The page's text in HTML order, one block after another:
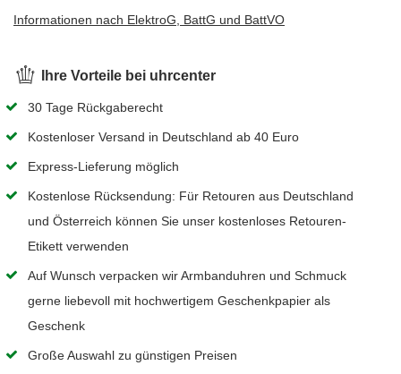
Informationen nach ElektroG, BattG und BattVO
Ihre Vorteile bei uhrcenter
30 Tage Rückgaberecht
Kostenloser Versand in Deutschland ab 40 Euro
Express-Lieferung möglich
Kostenlose Rücksendung: Für Retouren aus Deutschland
und Österreich können Sie unser kostenloses Retouren-
Etikett verwenden
Auf Wunsch verpacken wir Armbanduhren und Schmuck
gerne liebevoll mit hochwertigem Geschenkpapier als
Geschenk
Große Auswahl zu günstigen Preisen